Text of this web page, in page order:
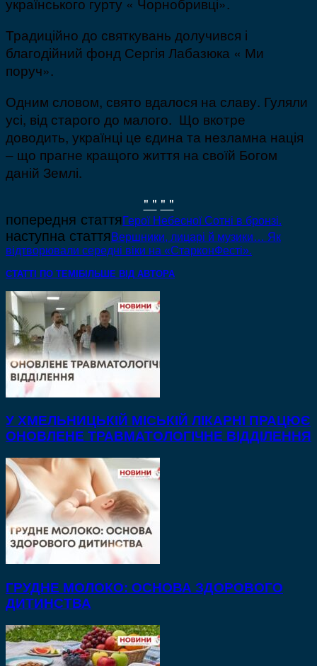
Традиційно до святкувань долучився і
благодійний фонд Сергія Лабазюка « Ми
поруч».
Одним словом, свято вдалося на славу. Гуляли
усі, від старого до малого. Що вкотре
доводить, українці це єдина та незламна нація
– що прагне кращого життя на своїй Богом
даній Землі.
" " " "
попередня статтяГерої Небесної Сотні в бронзі.
наступна статтяВершники, лицарі й музики… Як
відтворювали середні віки на «СтарконФесті».
СТАТТІ ПО ТЕМІ БІЛЬШЕ ВІД АВТОРА
У ХМЕЛЬНИЦЬКІЙ МІСЬКІЙ ЛІКАРНІ ПРАЦЮЄ
ОНОВЛЕНЕ ТРАВМАТОЛОГІЧНЕ ВІДДІЛЕННЯ
ГРУДНЕ МОЛОКО: ОСНОВА ЗДОРОВОГО
ДИТИНСТВА